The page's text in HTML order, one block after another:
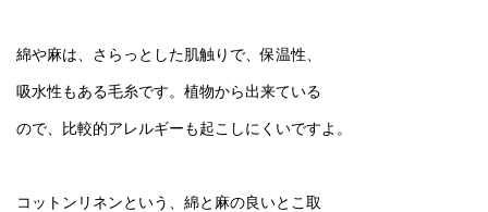
綿や麻は、さらっとした肌触りで、保温性、
吸水性もある毛糸です。植物から出来ている
ので、比較的アレルギーも起こしにくいですよ。
コットンリネンという、綿と麻の良いとこ取